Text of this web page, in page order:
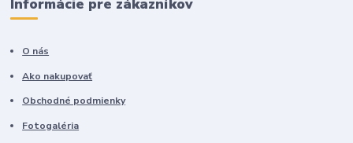
Informácie pre zákazníkov
O nás
Ako nakupovať
Obchodné podmienky
Fotogaléria